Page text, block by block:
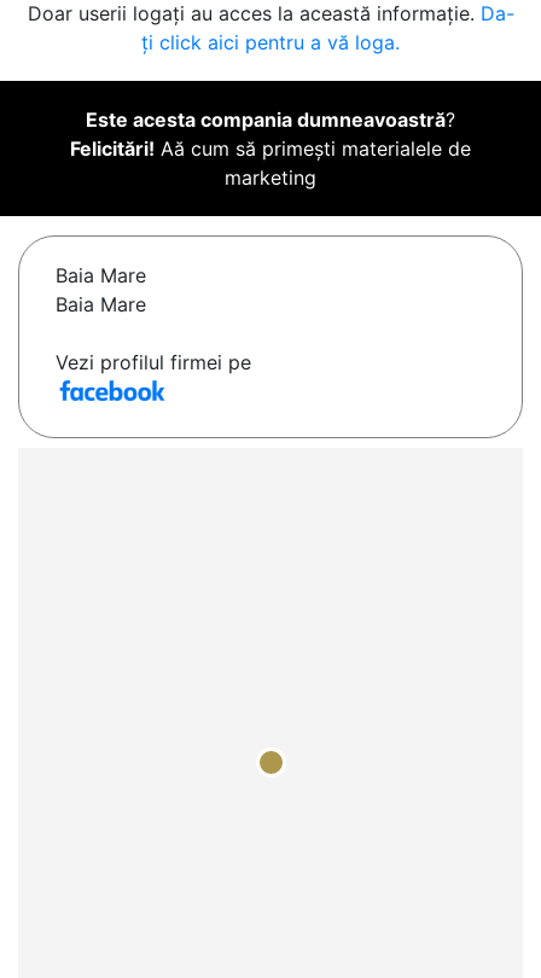
Doar userii logați au acces la această informație. Da-
ți click aici pentru a vă loga.
Este acesta compania dumneavoastră?
Felicitări! Aă cum să primești materialele de
marketing
Baia Mare
Baia Mare
Vezi profilul firmei pe